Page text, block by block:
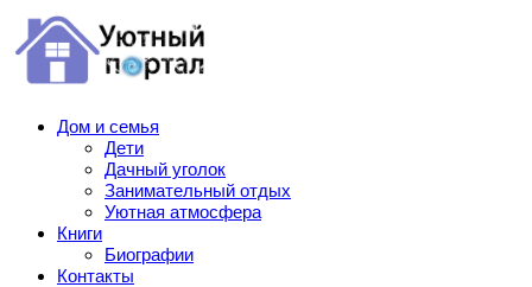
Дом и семья
Дети
Дачный уголок
Занимательный отдых
Уютная атмосфера
Книги
Биографии
Контакты